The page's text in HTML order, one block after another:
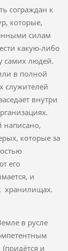
сограждан к
которые,
силам
какую-либо
самих людей.
в полной
служителей
внутри
написано,
которые за
его
и
хранилищах.
в русле
и